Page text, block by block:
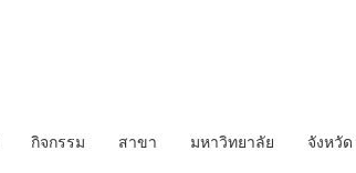
กิจกรรม สาขา มหาวิทยาลัย จังหวัด